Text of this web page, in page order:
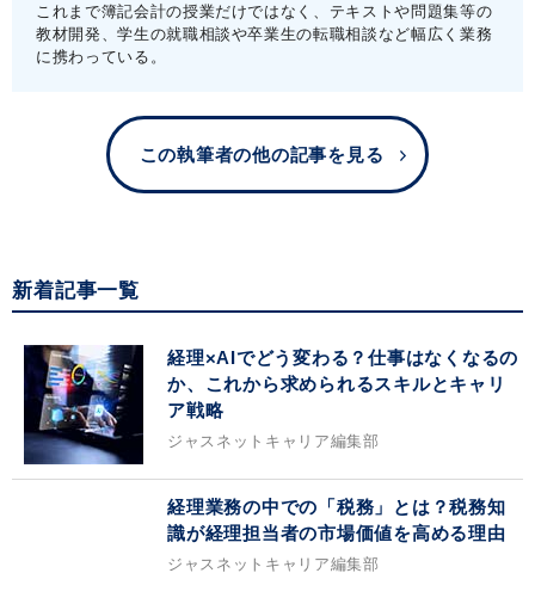
これまで簿記会計の授業だけではなく、テキストや問題集等の
教材開発、学生の就職相談や卒業生の転職相談など幅広く業務
に携わっている。
この執筆者の他の記事を見る
新着記事一覧
経理×AIでどう変わる？仕事はなくなるの
か、これから求められるスキルとキャリ
ア戦略
ジャスネットキャリア編集部
経理業務の中での「税務」とは？税務知
識が経理担当者の市場価値を高める理由
ジャスネットキャリア編集部